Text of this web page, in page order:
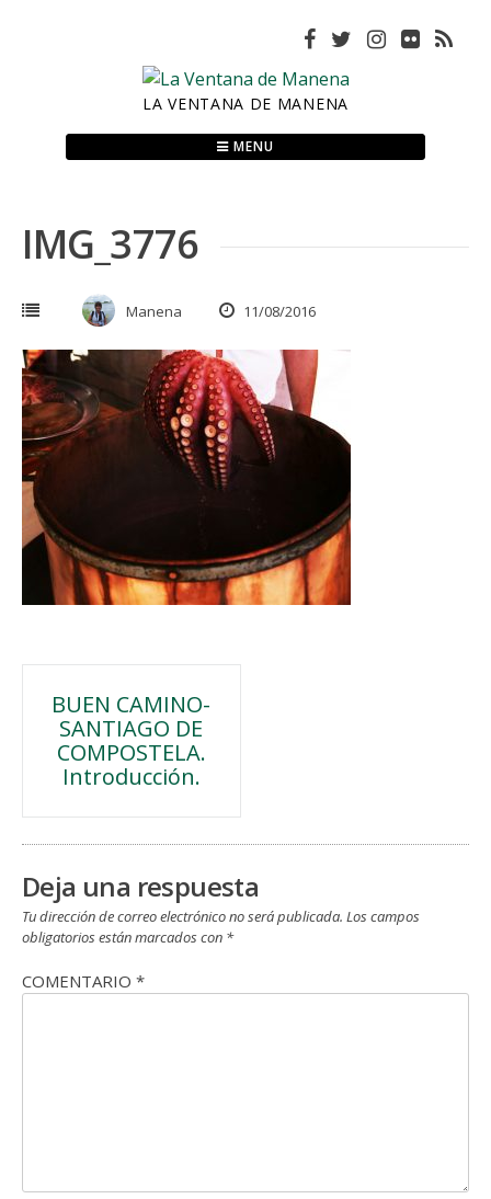
LA VENTANA DE MANENA
MENU
IMG_3776
Manena 11/08/2016
Navegación
de
entradas
BUEN CAMINO-
SANTIAGO DE
COMPOSTELA.
Introducción.
Deja una respuesta
Tu dirección de correo electrónico no será publicada. Los campos
obligatorios están marcados con *
COMENTARIO *